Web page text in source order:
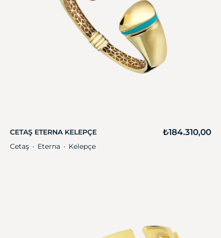
CETAŞ ETERNA KELEPÇE ₺184.310,00
Cetaş ・ Eterna ・ Kelepçe